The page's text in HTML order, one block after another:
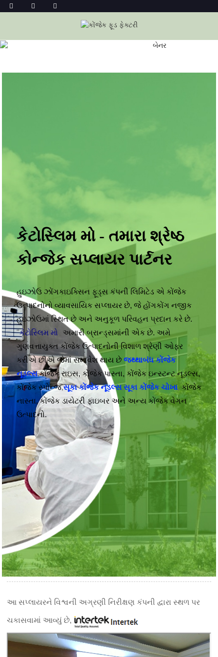
અમારા વિશે
કેટોસ્લિમ મો - તમારા શ્રેષ્ઠ
કોન્જેક સપ્લાયર પાર્ટનર
હુઇઝોઉ ઝોંગકાઇક્સિન ફૂડ્સ કંપની લિમિટેડ એ કોંજેક
ઉત્પાદનોનો વ્યાવસાયિક સપ્લાયર છે, જે હોંગકોંગ નજીક
હુઇઝોઉમાં સ્થિત છે અને અનુકૂળ પરિવહન પ્રદાન કરે છે.
"કેટોસ્લિમ મો
અમારી બ્રાન્ડ્સમાંની એક છે. અમે
ગુણવત્તાયુક્ત કોંજેક ઉત્પાદનોની વિશાળ શ્રેણી ઓફર
કરીએ છીએ જેમાં સમાવેશ થાય છે જથ્થાબંધ કોંજેક
નૂડલ્સ,કોંજેક રાઇસ, કોંજેક પાસ્તા, કોંજેક ઇન્સ્ટન્ટ નૂડલ્સ,
કોંજેક સ્પોન્જ,સૂકા કોંજેક નૂડલ્સ,સૂકા કોંજેક ચોખા,કોંજેક
નાસ્તા, કોંજેક ડાયેટરી ફાઇબર અને અન્ય કોંજેક વેગન
ઉત્પાદનો.
આ સપ્લાયરને વિશ્વની અગ્રણી નિરીક્ષણ કંપની દ્વારા સ્થળ પર
ચકાસવામાં આવ્યું છે,